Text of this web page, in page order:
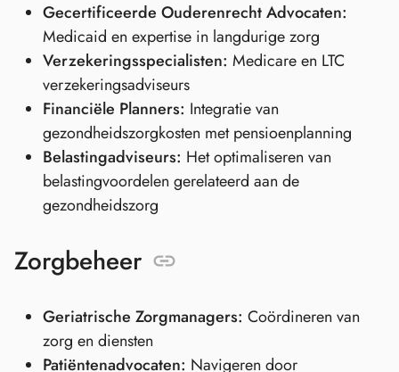
Gecertificeerde Ouderenrecht Advocaten:
Medicaid en expertise in langdurige zorg
Verzekeringsspecialisten: Medicare en LTC
verzekeringsadviseurs
Financiële Planners: Integratie van
gezondheidszorgkosten met pensioenplanning
Belastingadviseurs: Het optimaliseren van
belastingvoordelen gerelateerd aan de
gezondheidszorg
Zorgbeheer
Geriatrische Zorgmanagers: Coördineren van
zorg en diensten
Patiëntenadvocaten: Navigeren door